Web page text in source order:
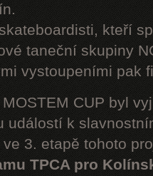
kteří
taneční skupiny
vystoupeními pak
CUP byl
událostí k
3. etapě tohoto
TPCA pro